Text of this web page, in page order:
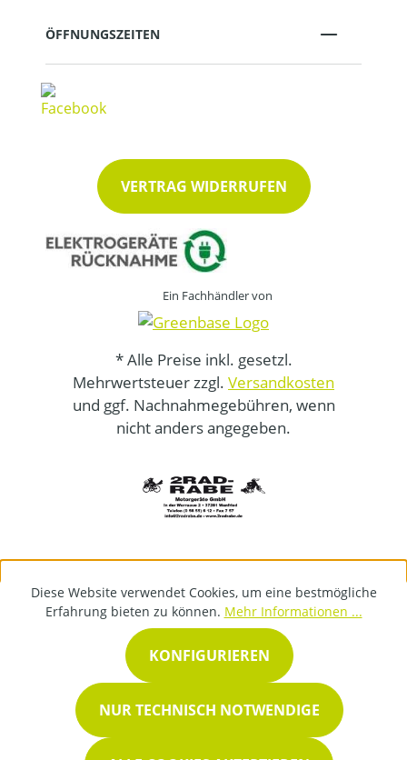
ÖFFNUNGSZEITEN
VERTRAG WIDERRUFEN
Ein Fachhändler von
* Alle Preise inkl. gesetzl.
Mehrwertsteuer zzgl. Versandkosten
und ggf. Nachnahmegebühren, wenn
nicht anders angegeben.
Diese Website verwendet Cookies, um eine bestmögliche
Erfahrung bieten zu können. Mehr Informationen ...
NUR TECHNISCH NOTWENDIGE
KONFIGURIEREN